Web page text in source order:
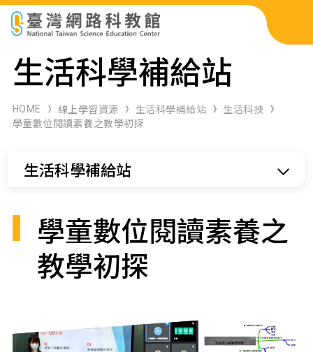
科展作品檢索
科學研習月刊
生活科學補給站
HOME 線上學習資源 生活科學補給站
生活科技
學童數位閱讀素養之教學初探
生活科學補給站
學童數位閱讀素養之
教學初探